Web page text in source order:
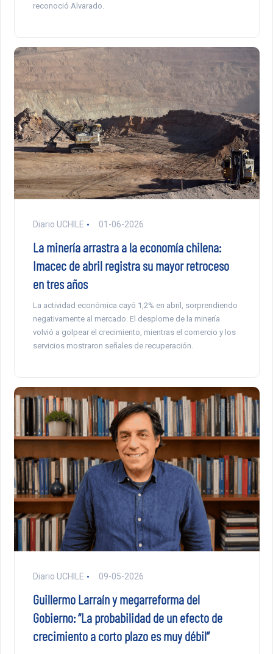
reconoció Alvarado.
Diario UCHILE 01-06-2026
La minería arrastra a la economía chilena:
Imacec de abril registra su mayor retroceso
en tres años
La actividad económica cayó 1,2% en abril, sorprendiendo
negativamente al mercado. El desplome de la minería
volvió a golpear el crecimiento, mientras el comercio y los
servicios mostraron señales de recuperación.
Diario UCHILE 09-05-2026
Guillermo Larraín y megarreforma del
Gobierno: “La probabilidad de un efecto de
crecimiento a corto plazo es muy débil”